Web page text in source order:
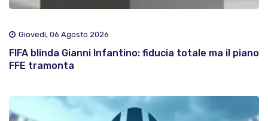
Giovedì, 06 Agosto 2026
FIFA blinda Gianni Infantino: fiducia totale ma il piano
FFE tramonta